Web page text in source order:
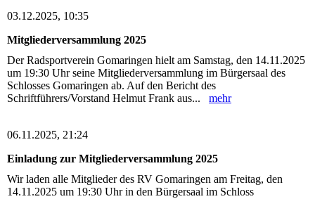
03.12.2025, 10:35
Mitgliederversammlung 2025
Der Radsportverein Gomaringen hielt am Samstag, den 14.11.2025
um 19:30 Uhr seine Mitgliederversammlung im Bürgersaal des
Schlosses Gomaringen ab. Auf den Bericht des
Schriftführers/Vorstand Helmut Frank aus... mehr
06.11.2025, 21:24
Einladung zur Mitgliederversammlung 2025
Wir laden alle Mitglieder des RV Gomaringen am Freitag, den
14.11.2025 um 19:30 Uhr in den Bürgersaal im Schloss